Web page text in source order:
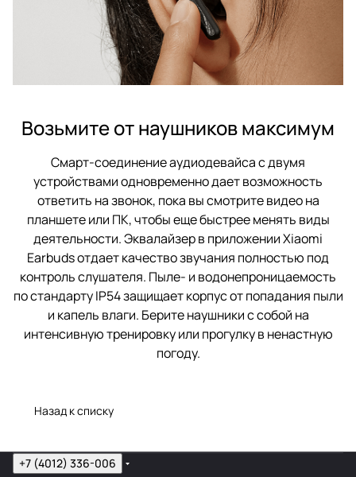
Возьмите от наушников максимум
Смарт-соединение аудиодевайса с двумя
устройствами одновременно дает возможность
ответить на звонок, пока вы смотрите видео на
планшете или ПК, чтобы еще быстрее менять виды
деятельности. Эквалайзер в приложении Xiaomi
Earbuds отдает качество звучания полностью под
контроль слушателя. Пыле- и водонепроницаемость
по стандарту IP54 защищает корпус от попадания пыли
и капель влаги. Берите наушники с собой на
интенсивную тренировку или прогулку в ненастную
погоду.
Назад к списку
+7 (4012) 336-006